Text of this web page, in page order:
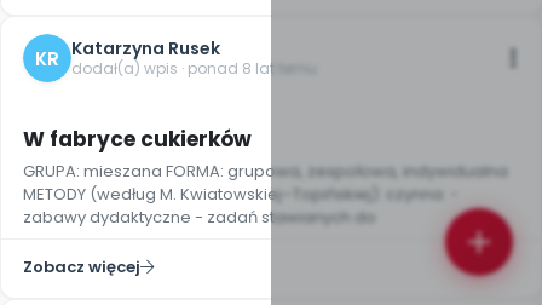
KR Katarzyna Rusek
dodał(a) wpis · ponad 8 lat temu
W fabryce cukierków
GRUPA: mieszana FORMA: grupowa, zespołowa, indywidualna
METODY (według M. Kwiatowskiej–Topińskiej): czynna: -
zabawy dydaktyczne - zadań stawianych do
Zobacz więcej